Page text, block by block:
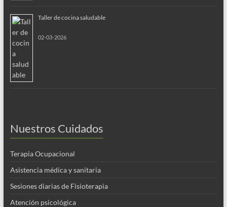
Taller de cocina saludable
02-03-2026
Nuestros Cuidados
Terapia Ocupacional
Asistencia médica y sanitaria
Sesiones diarias de Fisioterapia
Atención psicológica